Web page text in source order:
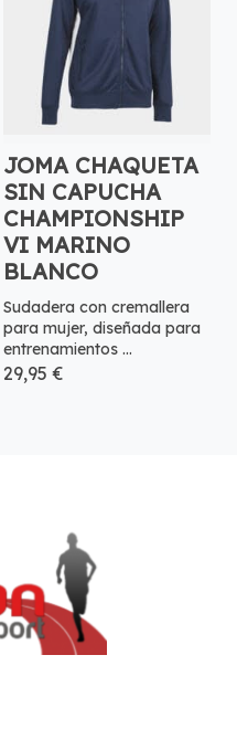
JOMA CHAQUETA
SIN CAPUCHA
CHAMPIONSHIP
VI MARINO
BLANCO
Sudadera con cremallera
para mujer, diseñada para
entrenamientos ...
29,95 €